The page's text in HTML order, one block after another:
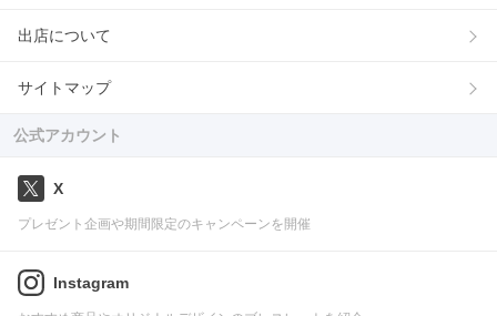
出店について
サイトマップ
公式アカウント
X
プレゼント企画や期間限定のキャンペーンを開催
Instagram